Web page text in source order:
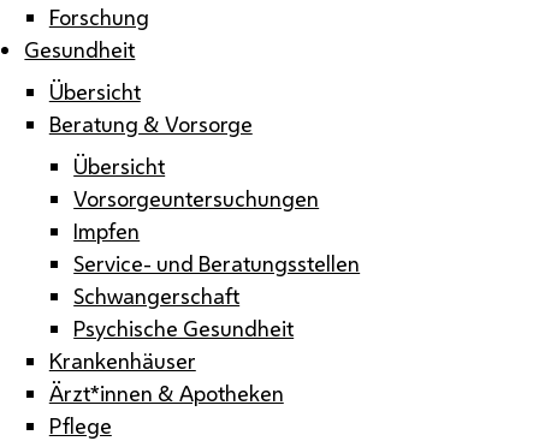
Forschung
Gesundheit
Übersicht
Beratung & Vorsorge
Übersicht
Vorsorgeuntersuchungen
Impfen
Service- und Beratungsstellen
Schwangerschaft
Psychische Gesundheit
Krankenhäuser
Ärzt*innen & Apotheken
Pflege